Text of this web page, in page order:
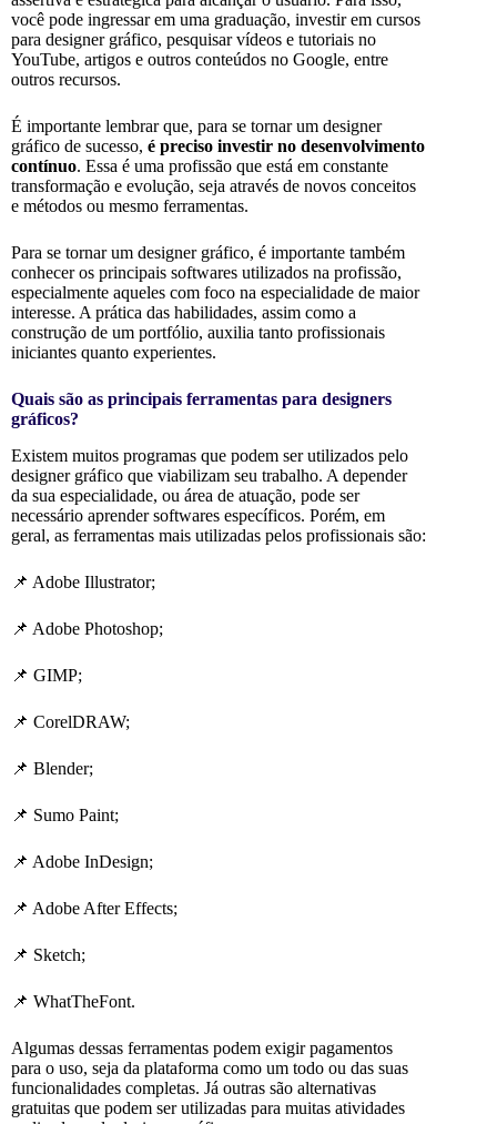
você pode ingressar em uma graduação, investir em cursos
para designer gráfico, pesquisar vídeos e tutoriais no
YouTube, artigos e outros conteúdos no Google, entre
outros recursos.
É importante lembrar que, para se tornar um designer
gráfico de sucesso, é preciso investir no desenvolvimento
contínuo. Essa é uma profissão que está em constante
transformação e evolução, seja através de novos conceitos
e métodos ou mesmo ferramentas.
Para se tornar um designer gráfico, é importante também
conhecer os principais softwares utilizados na profissão,
especialmente aqueles com foco na especialidade de maior
interesse. A prática das habilidades, assim como a
construção de um portfólio, auxilia tanto profissionais
iniciantes quanto experientes.
Quais são as principais ferramentas para designers
gráficos?
Existem muitos programas que podem ser utilizados pelo
designer gráfico que viabilizam seu trabalho. A depender
da sua especialidade, ou área de atuação, pode ser
necessário aprender softwares específicos. Porém, em
geral, as ferramentas mais utilizadas pelos profissionais são:
📌 Adobe Illustrator;
📌 Adobe Photoshop;
📌 GIMP;
📌 CorelDRAW;
📌 Blender;
📌 Sumo Paint;
📌 Adobe InDesign;
📌 Adobe After Effects;
📌 Sketch;
📌 WhatTheFont.
Algumas dessas ferramentas podem exigir pagamentos
para o uso, seja da plataforma como um todo ou das suas
funcionalidades completas. Já outras são alternativas
gratuitas que podem ser utilizadas para muitas atividades